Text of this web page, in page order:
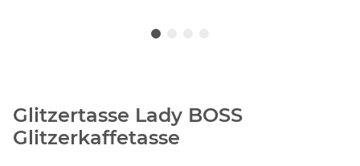
Glitzertasse Lady BOSS
Glitzerkaffetasse